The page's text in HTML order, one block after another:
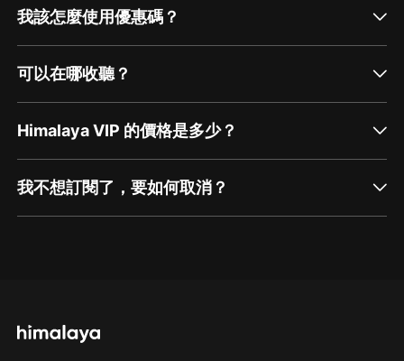
我該怎麼使用優惠碼？
可以在哪收聽？
Himalaya VIP 的價格是多少？
我不想訂閱了，要如何取消？